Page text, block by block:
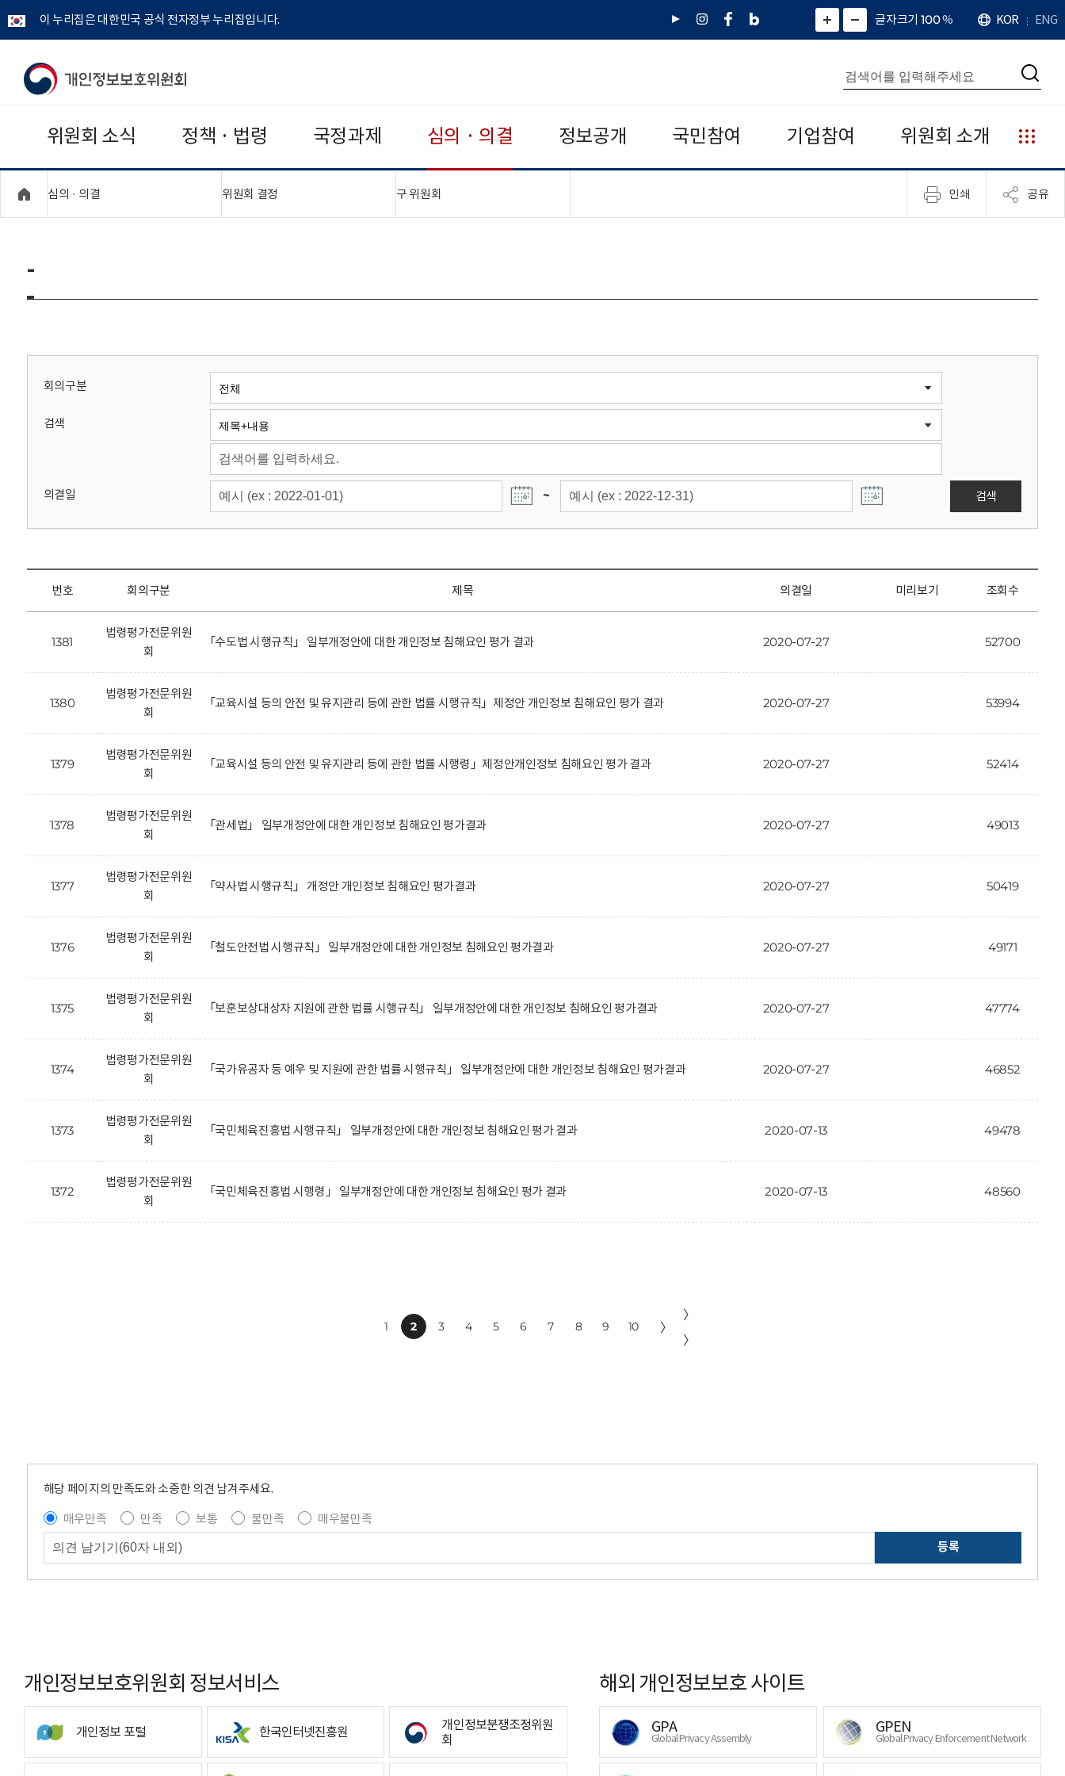
이 누리집은 대한민국 공식 전자정부 누리집입니다.
유
인
페
네
그
)
화
면
면
소
확
대
치
글자크기 100%
언
어
KOR ENG
개
보
보
위
회
통
합
검
색
검
위원회 소식 정책 · 법령 국정과제 심의 · 의결 정보공개 국민참여 기업참여 위원회 소개
누
리
집
안
심의 · 의결 위원회 결정 구 위원회 인쇄 공유
-
회의구분
검색
의결일 ~ 검색
번호 회의구분 제목 의결일 미리보기 조회수
1381
법령평가전문위원
회
「수도법 시행규칙」 일부개정안에 대한 개인정보 침해요인 평가 결과 2020-07-27 52700
1380
법령평가전문위원
회
「교육시설 등의 안전 및 유지관리 등에 관한 법률 시행규칙」제정안 개인정보 침해요인 평가 결과 2020-07-27 53994
1379
법령평가전문위원
회
「교육시설 등의 안전 및 유지관리 등에 관한 법률 시행령」제정안개인정보 침해요인 평가 결과 2020-07-27 52414
1378
법령평가전문위원
회
「관세법」 일부개정안에 대한 개인정보 침해요인 평가결과 2020-07-27 49013
1377
법령평가전문위원
회
「약사법 시행규칙」 개정안 개인정보 침해요인 평가결과 2020-07-27 50419
1376
법령평가전문위원
회
「철도안전법 시행규칙」 일부개정안에 대한 개인정보 침해요인 평가결과 2020-07-27 49171
1375
법령평가전문위원
회
「보훈보상대상자 지원에 관한 법률 시행규칙」 일부개정안에 대한 개인정보 침해요인 평가결과 2020-07-27 47774
1374
법령평가전문위원
회
「국가유공자 등 예우 및 지원에 관한 법률 시행규칙」 일부개정안에 대한 개인정보 침해요인 평가결과 2020-07-27 46852
1373
법령평가전문위원
회
「국민체육진흥법 시행규칙」 일부개정안에 대한 개인정보 침해요인 평가 결과 2020-07-13 49478
1372
법령평가전문위원
회
「국민체육진흥법 시행령」 일부개정안에 대한 개인정보 침해요인 평가 결과 2020-07-13 48560
1 2 3 4 5 6 7 8 9 10 〉
〉
〉
해당 페이지의 만족도와 소중한 의견 남겨주세요.
매우만족
만족 보통 불만족
매우불만족
등록
개인정보보호위원회 정보서비스
개인정보 포털 한국인터넷진흥원
개인정보분쟁조정위원
회
해외 개인정보보호 사이트
GPA
Global Privacy Assembly
GPEN
Global Privacy Enforcement Network